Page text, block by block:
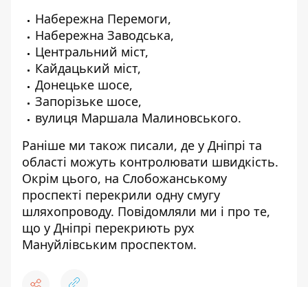
Набережна Перемоги,
Набережна Заводська,
Центральний міст,
Кайдацький міст,
Донецьке шосе,
Запорізьке шосе,
вулиця Маршала Малиновського.
Раніше ми також писали, де у Дніпрі та
області можуть контролювати швидкість.
Окрім цього, на Слобожанському
проспекті перекрили одну смугу
шляхопроводу. Повідомляли ми і про те,
що у Дніпрі перекриють рух
Мануйлівським проспектом.